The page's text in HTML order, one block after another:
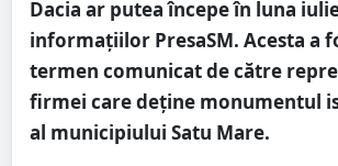
Dacia ar putea începe în luna
informațiilor PresaSM. Acesta a
termen comunicat de către
firmei care deține monumentul
al municipiului Satu Mare.